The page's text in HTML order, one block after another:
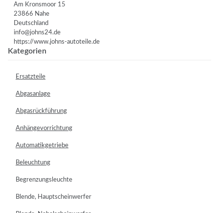
Am Kronsmoor 15
23866 Nahe
Deutschland
info@johns24.de
https://www.johns-autoteile.de
Kategorien
Ersatzteile
Abgasanlage
Abgasrückführung
Anhängevorrichtung
Automatikgetriebe
Beleuchtung
Begrenzungsleuchte
Blende, Hauptscheinwerfer